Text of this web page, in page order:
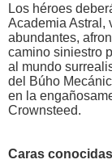
Los héroes
Academia Astral,
abundantes,
camino siniestro
al mundo
del Búho
en la
Crownsteed.
Caras